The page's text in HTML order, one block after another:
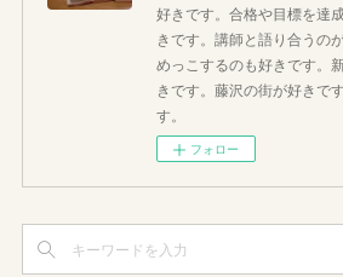
好きです。合格や目標を達
きです。講師と語り合うの
めっこするのも好きです。
きです。藤沢の街が好きで
す。
フォロー